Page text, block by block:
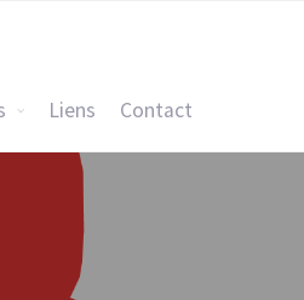
Liens Contact